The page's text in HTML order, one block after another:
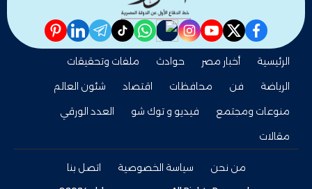
facebook
twitter
youtube
instagram
nabd
whatsapp
tiktok
telegram
linkedin
pinterest
الرئيسية أخبار مصر حوادث
ملفات وتحقيقات
الرياضة
فن محافظات اقتصاد
شئون العالم
منوعات ومجتمع
فيديو و توك شو
العدد الورقي
مقالات
من نحن سياسة الخصوصية اتصل بنا